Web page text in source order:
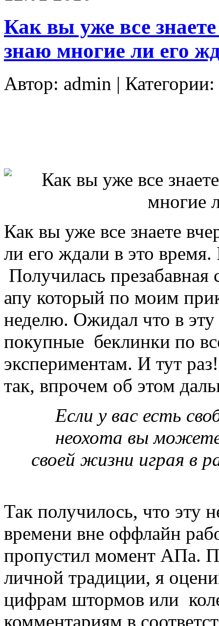
Как вы уже все
знаю многие ли его
Автор: admin | Категории:
Как вы уже все знаете
ли его ждали в это
Получилась
апу который по моим
неделю. Ожидал что в
покупные беклинки по
экспериментам. И тут
так, впрочем об этом
Если у вас есть
неохота вы
своей жизни играя в
Так получилось, что эту
времени вне оффлайн
пропустил момент АПа.
личной традиции, я
цифрам штормов или
комментариям в